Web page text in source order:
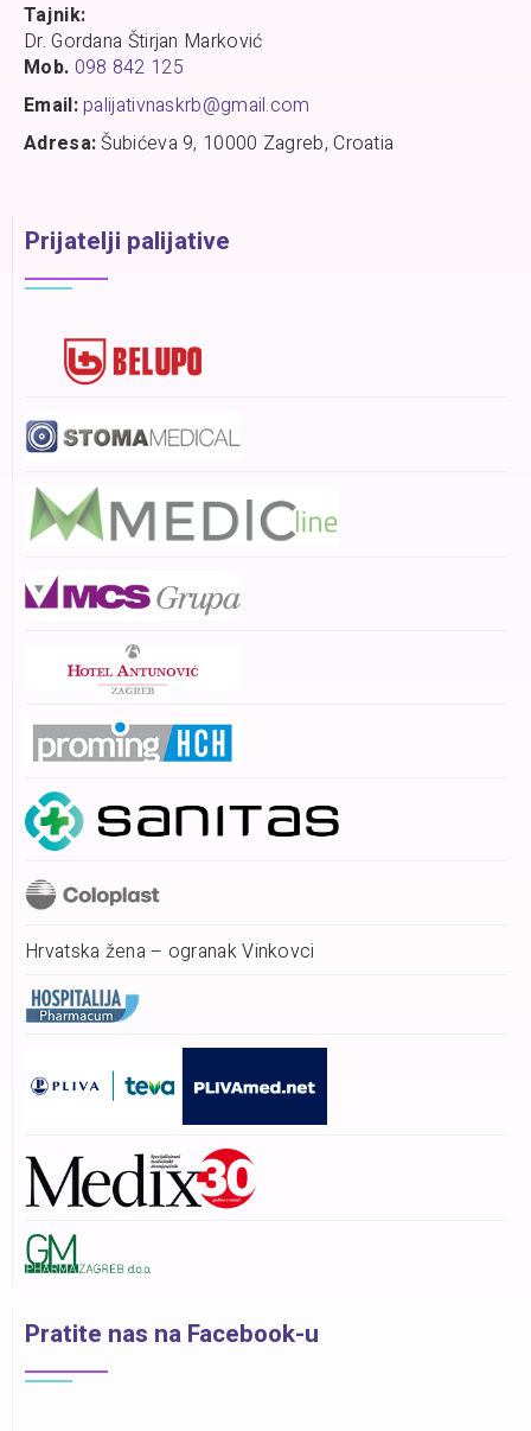
Tajnik:
Dr. Gordana Štirjan Marković
Mob. 098 842 125
Email:palijativnaskrb@gmail.com
Adresa:Šubićeva 9, 10000 Zagreb, Croatia
Prijatelji palijative
Hrvatska žena – ogranak Vinkovci
Pratite nas na Facebook-u